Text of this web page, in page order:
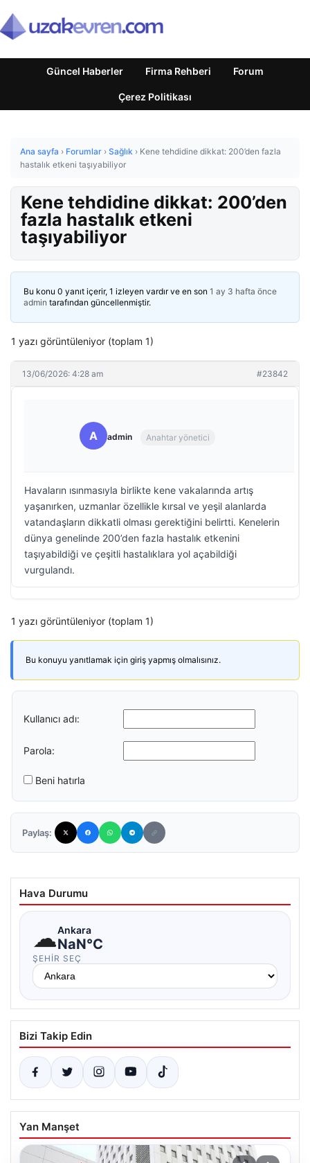
Güncel Haberler Firma Rehberi Forum
Çerez Politikası
Ana sayfa › Forumlar › Sağlık › Kene tehdidine dikkat: 200’den fazla
hastalık etkeni taşıyabiliyor
Kene tehdidine dikkat: 200’den
fazla hastalık etkeni
taşıyabiliyor
Bu konu 0 yanıt içerir, 1 izleyen vardır ve en son 1 ay 3 hafta önce
admin tarafından güncellenmiştir.
1 yazı görüntüleniyor (toplam 1)
13/06/2026: 4:28 am #23842
A admin Anahtar yönetici
Havaların ısınmasıyla birlikte kene vakalarında artış
yaşanırken, uzmanlar özellikle kırsal ve yeşil alanlarda
vatandaşların dikkatli olması gerektiğini belirtti. Kenelerin
dünya genelinde 200’den fazla hastalık etkenini
taşıyabildiği ve çeşitli hastalıklara yol açabildiği
vurgulandı.
1 yazı görüntüleniyor (toplam 1)
Bu konuyu yanıtlamak için giriş yapmış olmalısınız.
Kullanıcı adı:
Parola:
Beni hatırla
Paylaş:
Hava Durumu
☁Ankara
NaN°C
ŞEHIR SEÇ
Bizi Takip Edin
Yan Manşet